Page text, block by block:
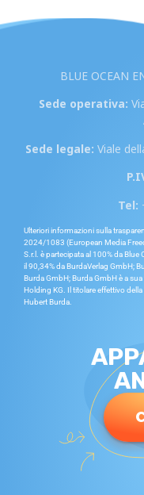
BLUE OCEAN
Sede operativa:
Sede legale: Viale
Tel:
Ulteriori informazioni sulla
2024/1083 (European Media
S.r.l. è partecipata al 100% da
il 90,34% da BurdaVerlag GmbH;
Burda GmbH; Burda GmbH è a
Holding KG. Il titolare effettivo
Hubert Burda.